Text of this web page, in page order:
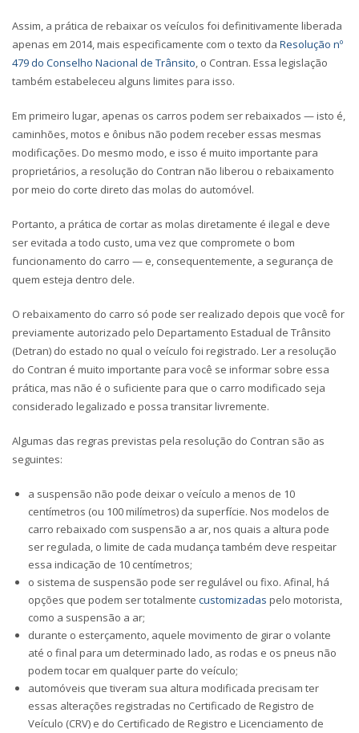
Assim, a prática de rebaixar os veículos foi definitivamente liberada
apenas em 2014, mais especificamente com o texto da Resolução nº
479 do Conselho Nacional de Trânsito, o Contran. Essa legislação
também estabeleceu alguns limites para isso.
Em primeiro lugar, apenas os carros podem ser rebaixados — isto é,
caminhões, motos e ônibus não podem receber essas mesmas
modificações. Do mesmo modo, e isso é muito importante para
proprietários, a resolução do Contran não liberou o rebaixamento
por meio do corte direto das molas do automóvel.
Portanto, a prática de cortar as molas diretamente é ilegal e deve
ser evitada a todo custo, uma vez que compromete o bom
funcionamento do carro — e, consequentemente, a segurança de
quem esteja dentro dele.
O rebaixamento do carro só pode ser realizado depois que você for
previamente autorizado pelo Departamento Estadual de Trânsito
(Detran) do estado no qual o veículo foi registrado. Ler a resolução
do Contran é muito importante para você se informar sobre essa
prática, mas não é o suficiente para que o carro modificado seja
considerado legalizado e possa transitar livremente.
Algumas das regras previstas pela resolução do Contran são as
seguintes:
a suspensão não pode deixar o veículo a menos de 10
centímetros (ou 100 milímetros) da superfície. Nos modelos de
carro rebaixado com suspensão a ar, nos quais a altura pode
ser regulada, o limite de cada mudança também deve respeitar
essa indicação de 10 centímetros;
o sistema de suspensão pode ser regulável ou fixo. Afinal, há
opções que podem ser totalmente customizadas pelo motorista,
como a suspensão a ar;
durante o esterçamento, aquele movimento de girar o volante
até o final para um determinado lado, as rodas e os pneus não
podem tocar em qualquer parte do veículo;
automóveis que tiveram sua altura modificada precisam ter
essas alterações registradas no Certificado de Registro de
Veículo (CRV) e do Certificado de Registro e Licenciamento de